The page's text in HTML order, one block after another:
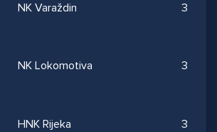
NK Varaždin 3
NK Lokomotiva 3
HNK Rijeka 3